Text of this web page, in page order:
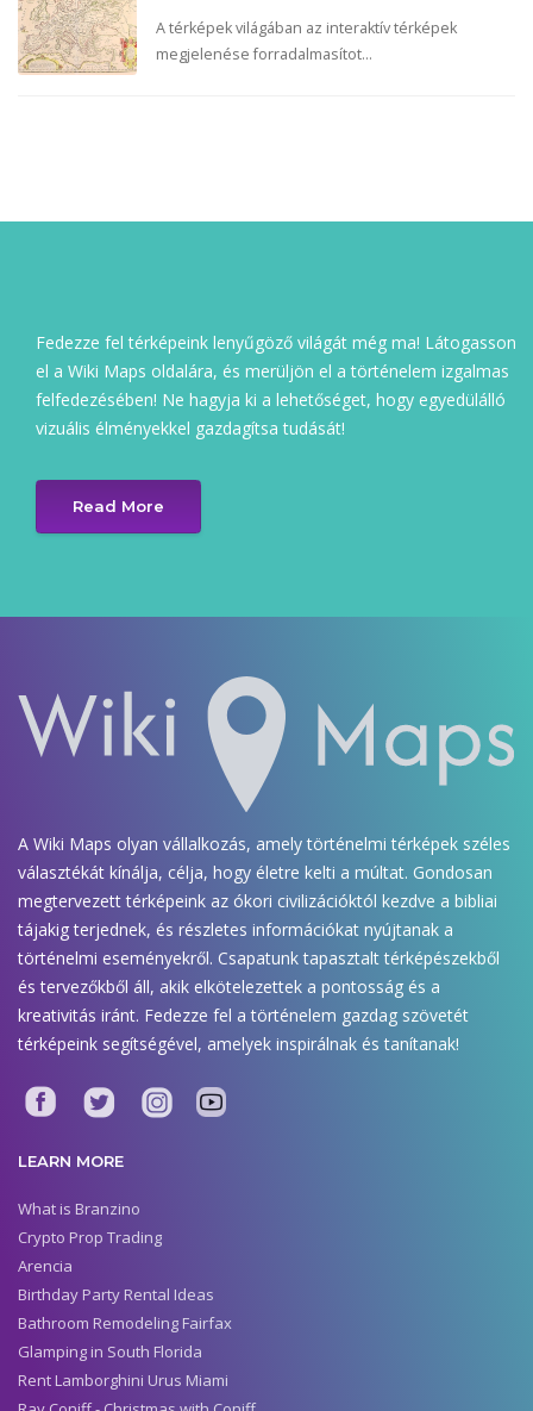
A térképek világában az interaktív térképek
megjelenése forradalmasítot...
Fedezze fel térképeink lenyűgöző világát még ma! Látogasson
el a Wiki Maps oldalára, és merüljön el a történelem izgalmas
felfedezésében! Ne hagyja ki a lehetőséget, hogy egyedülálló
vizuális élményekkel gazdagítsa tudását!
Read More
A Wiki Maps olyan vállalkozás, amely történelmi térképek széles
választékát kínálja, célja, hogy életre kelti a múltat. Gondosan
megtervezett térképeink az ókori civilizációktól kezdve a bibliai
tájakig terjednek, és részletes információkat nyújtanak a
történelmi eseményekről. Csapatunk tapasztalt térképészekből
és tervezőkből áll, akik elkötelezettek a pontosság és a
kreativitás iránt. Fedezze fel a történelem gazdag szövetét
térképeink segítségével, amelyek inspirálnak és tanítanak!
LEARN MORE
What is Branzino
Crypto Prop Trading
Arencia
Birthday Party Rental Ideas
Bathroom Remodeling Fairfax
Glamping in South Florida
Rent Lamborghini Urus Miami